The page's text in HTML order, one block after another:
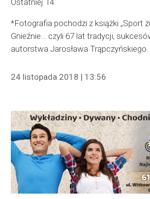
*Fotografia pochodzi z książki „Sport
Gnieźnie… czyli 67 lat tradycji,
autorstwa Jarosława Trąpczyńskiego.
24 listopada 2018 | 13:56